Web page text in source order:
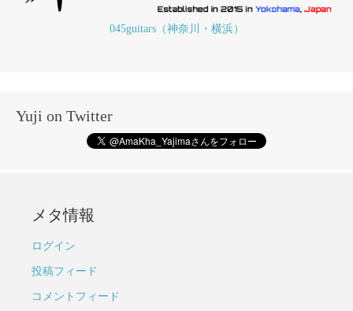
045guitars（神奈川・横浜）
Yuji on Twitter
メタ情報
ログイン
投稿フィード
コメントフィード